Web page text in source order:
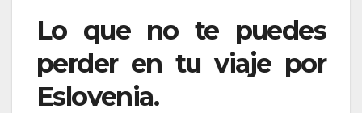
Lo que no te puedes
perder en tu viaje por
Eslovenia.